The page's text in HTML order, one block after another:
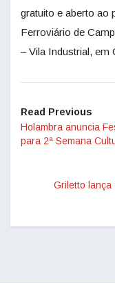
gratuito e aberto ao
Ferroviário de
– Vila Industrial, em
Read Previous
Holambra anuncia
para 2ª Semana
Griletto lança